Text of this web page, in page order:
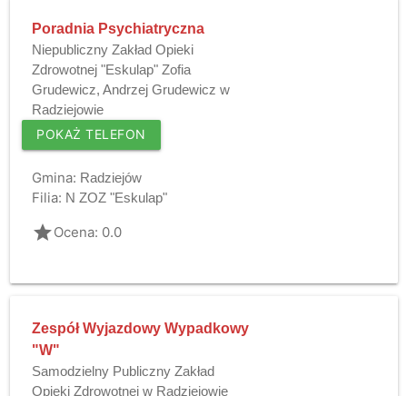
Poradnia Psychiatryczna
Niepubliczny Zakład Opieki
Zdrowotnej "Eskulap" Zofia
Grudewicz, Andrzej Grudewicz w
Radziejowie
POKAŻ TELEFON
Gmina: Radziejów
Filia: N ZOZ "Eskulap"
gradeOcena: 0.0
Zespół Wyjazdowy Wypadkowy
"W"
Samodzielny Publiczny Zakład
Opieki Zdrowotnej w Radziejowie